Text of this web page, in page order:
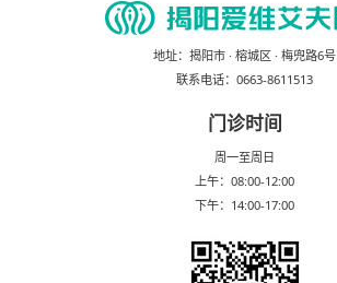
地址：揭阳市 · 榕城区 · 梅兜路6号
联系电话：0663-8611513
门诊时间
周一至周日
上午：08:00-12:00
下午：14:00-17:00